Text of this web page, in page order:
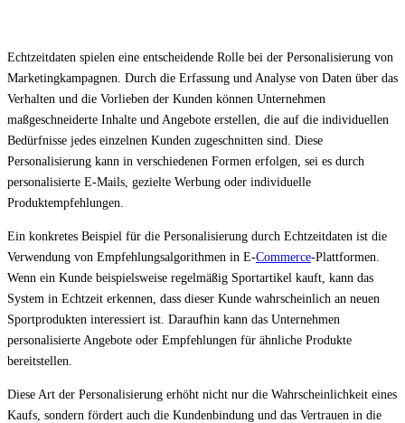
Echtzeitdaten spielen eine entscheidende Rolle bei der Personalisierung von
Marketingkampagnen. Durch die Erfassung und Analyse von Daten über das
Verhalten und die Vorlieben der Kunden können Unternehmen
maßgeschneiderte Inhalte und Angebote erstellen, die auf die individuellen
Bedürfnisse jedes einzelnen Kunden zugeschnitten sind. Diese
Personalisierung kann in verschiedenen Formen erfolgen, sei es durch
personalisierte E-Mails, gezielte Werbung oder individuelle
Produktempfehlungen.
Ein konkretes Beispiel für die Personalisierung durch Echtzeitdaten ist die
Verwendung von Empfehlungsalgorithmen in E-Commerce-Plattformen.
Wenn ein Kunde beispielsweise regelmäßig Sportartikel kauft, kann das
System in Echtzeit erkennen, dass dieser Kunde wahrscheinlich an neuen
Sportprodukten interessiert ist. Daraufhin kann das Unternehmen
personalisierte Angebote oder Empfehlungen für ähnliche Produkte
bereitstellen.
Diese Art der Personalisierung erhöht nicht nur die Wahrscheinlichkeit eines
Kaufs, sondern fördert auch die Kundenbindung und das Vertrauen in die